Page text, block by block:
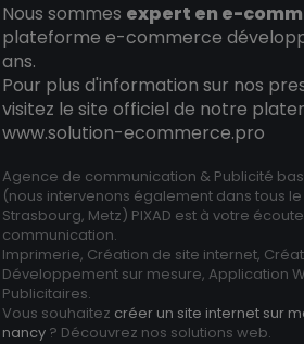
Nous sommes expert en e-
plateforme e-commerce
ans.
Pour plus d'information sur nos
visitez le site officiel de notre
www.solution-ecommerce.pro
Agence de communication & Publicité
(nous intervenons également dans tous le
Strasbourg, Metz) PIXAD est à votre
communication.
Imprimerie, Création de site internet,
Développement sur mesure, Application
Publicitaires.
Vous souhaitez créer un site internet sur
nancy? Découvrez nos solutions web.